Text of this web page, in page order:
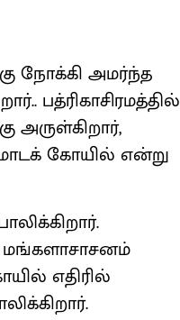
நோக்கி அமர்ந்த
பத்ரிகாசிரமத்தில்
அருள்கிறார்,
கோயில் என்று
மங்களாசாசனம்
எதிரில்